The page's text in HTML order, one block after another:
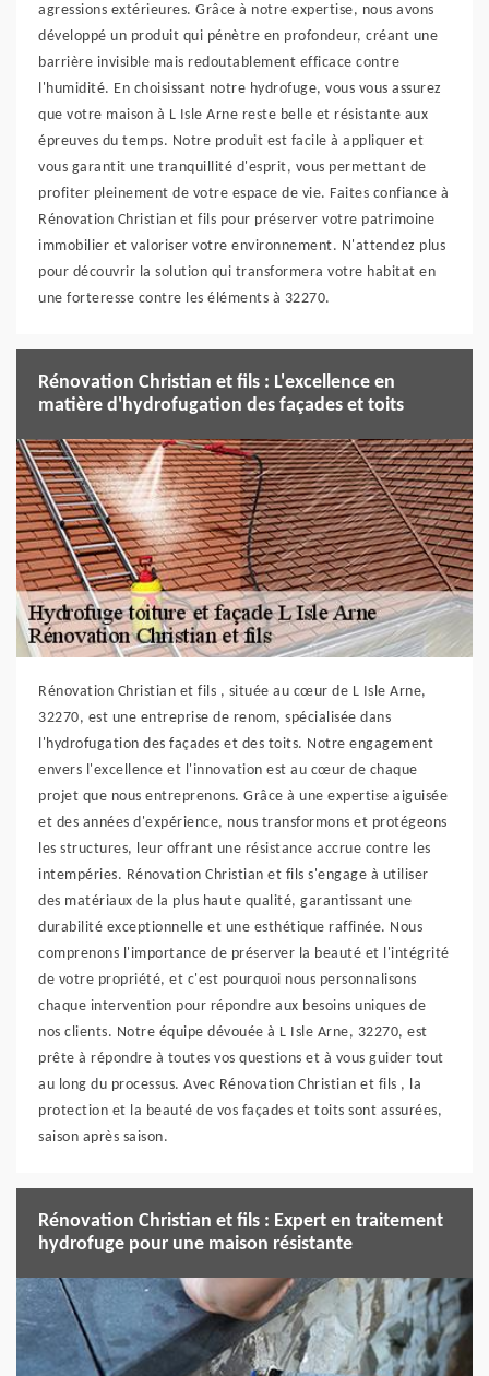
agressions extérieures. Grâce à notre expertise, nous avons
développé un produit qui pénètre en profondeur, créant une
barrière invisible mais redoutablement efficace contre
l'humidité. En choisissant notre hydrofuge, vous vous assurez
que votre maison à L Isle Arne reste belle et résistante aux
épreuves du temps. Notre produit est facile à appliquer et
vous garantit une tranquillité d'esprit, vous permettant de
profiter pleinement de votre espace de vie. Faites confiance à
Rénovation Christian et fils pour préserver votre patrimoine
immobilier et valoriser votre environnement. N'attendez plus
pour découvrir la solution qui transformera votre habitat en
une forteresse contre les éléments à 32270.
Rénovation Christian et fils : L'excellence en
matière d'hydrofugation des façades et toits
Rénovation Christian et fils , située au cœur de L Isle Arne,
32270, est une entreprise de renom, spécialisée dans
l'hydrofugation des façades et des toits. Notre engagement
envers l'excellence et l'innovation est au cœur de chaque
projet que nous entreprenons. Grâce à une expertise aiguisée
et des années d'expérience, nous transformons et protégeons
les structures, leur offrant une résistance accrue contre les
intempéries. Rénovation Christian et fils s'engage à utiliser
des matériaux de la plus haute qualité, garantissant une
durabilité exceptionnelle et une esthétique raffinée. Nous
comprenons l'importance de préserver la beauté et l'intégrité
de votre propriété, et c'est pourquoi nous personnalisons
chaque intervention pour répondre aux besoins uniques de
nos clients. Notre équipe dévouée à L Isle Arne, 32270, est
prête à répondre à toutes vos questions et à vous guider tout
au long du processus. Avec Rénovation Christian et fils , la
protection et la beauté de vos façades et toits sont assurées,
saison après saison.
Rénovation Christian et fils : Expert en traitement
hydrofuge pour une maison résistante